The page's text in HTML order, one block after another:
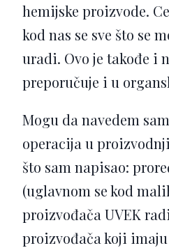
hemijske proizvode.
kod nas se sve što se
uradi. Ovo je takođe i
preporučuje i u
Mogu da navedem
operacija u
što sam napisao:
(uglavnom se kod
proizvođača UVEK
proizvođača koji